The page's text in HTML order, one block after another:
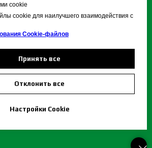
в отношении обработки
данных
cookie
cookie для наилучшего взаимодействия с
Сookie-файлов
Принять все
Отклонить все
Настройки Cookie